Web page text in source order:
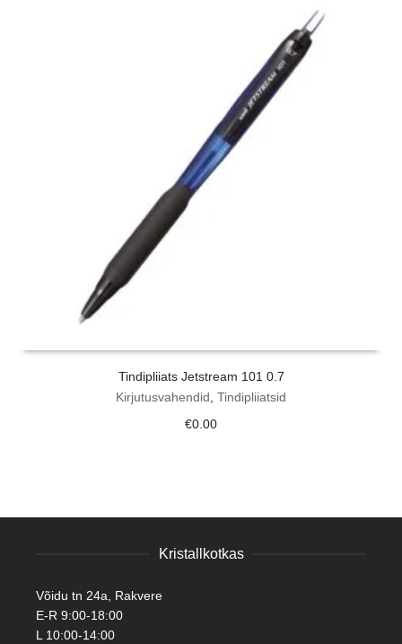
Tindipliiats Jetstream 101 0.7
Kirjutusvahendid, Tindipliiatsid
€0.00
Kristallkotkas
Võidu tn 24a, Rakvere
E-R 9:00-18:00
L 10:00-14:00